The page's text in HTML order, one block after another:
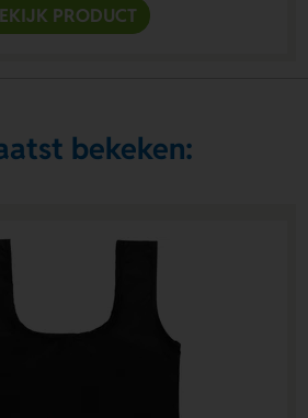
PRODUCT
bekeken: